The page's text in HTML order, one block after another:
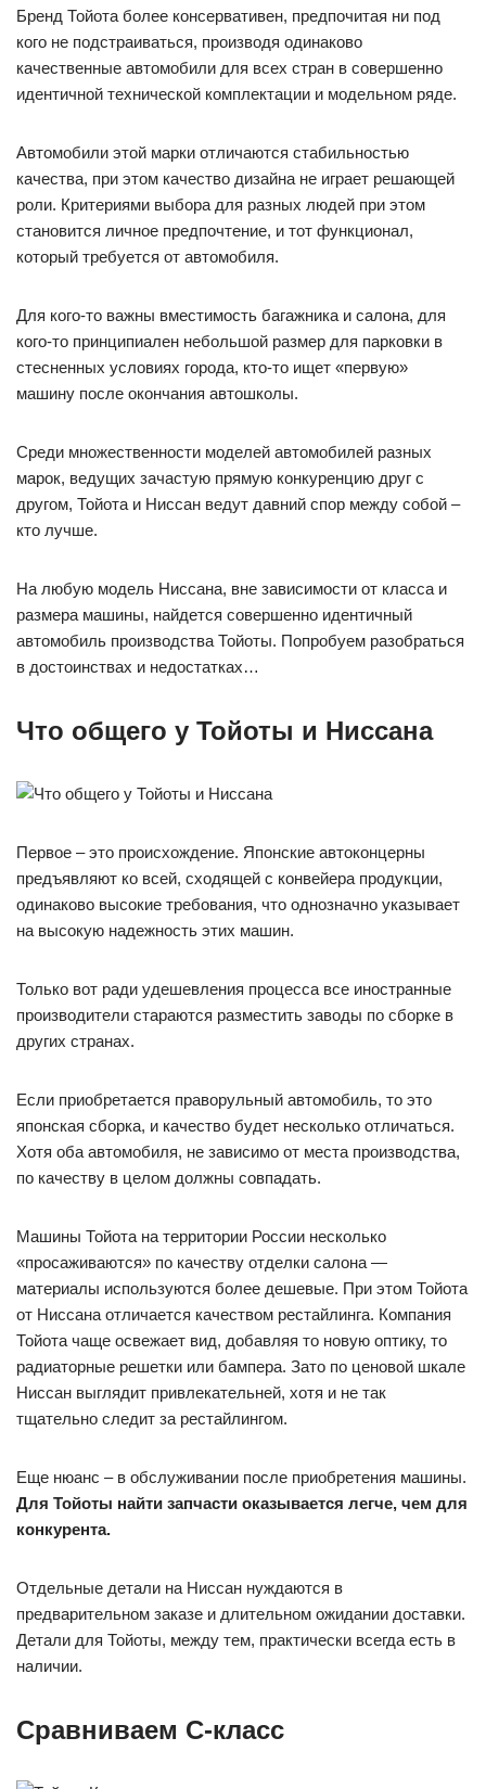
Бренд Тойота более консервативен, предпочитая ни под
кого не подстраиваться, производя одинаково
качественные автомобили для всех стран в совершенно
идентичной технической комплектации и модельном ряде.
Автомобили этой марки отличаются стабильностью
качества, при этом качество дизайна не играет решающей
роли. Критериями выбора для разных людей при этом
становится личное предпочтение, и тот функционал,
который требуется от автомобиля.
Для кого-то важны вместимость багажника и салона, для
кого-то принципиален небольшой размер для парковки в
стесненных условиях города, кто-то ищет «первую»
машину после окончания автошколы.
Среди множественности моделей автомобилей разных
марок, ведущих зачастую прямую конкуренцию друг с
другом, Тойота и Ниссан ведут давний спор между собой –
кто лучше.
На любую модель Ниссана, вне зависимости от класса и
размера машины, найдется совершенно идентичный
автомобиль производства Тойоты. Попробуем разобраться
в достоинствах и недостатках…
Что общего у Тойоты и Ниссана
Первое – это происхождение. Японские автоконцерны
предъявляют ко всей, сходящей с конвейера продукции,
одинаково высокие требования, что однозначно указывает
на высокую надежность этих машин.
Только вот ради удешевления процесса все иностранные
производители стараются разместить заводы по сборке в
других странах.
Если приобретается праворульный автомобиль, то это
японская сборка, и качество будет несколько отличаться.
Хотя оба автомобиля, не зависимо от места производства,
по качеству в целом должны совпадать.
Машины Тойота на территории России несколько
«просаживаются» по качеству отделки салона —
материалы используются более дешевые. При этом Тойота
от Ниссана отличается качеством рестайлинга. Компания
Тойота чаще освежает вид, добавляя то новую оптику, то
радиаторные решетки или бампера. Зато по ценовой шкале
Ниссан выглядит привлекательней, хотя и не так
тщательно следит за рестайлингом.
Еще нюанс – в обслуживании после приобретения машины.
Для Тойоты найти запчасти оказывается легче, чем для
конкурента.
Отдельные детали на Ниссан нуждаются в
предварительном заказе и длительном ожидании доставки.
Детали для Тойоты, между тем, практически всегда есть в
наличии.
Сравниваем С-класс